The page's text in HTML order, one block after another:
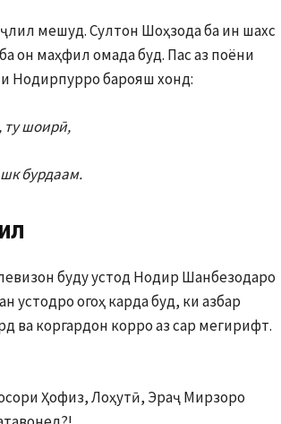
мешуд. Султон Шоҳзода ба ин шахс
он маҳфил омада буд. Пас аз поёни
Нодирпурро барояш хонд:
ту шоирӣ,
бурдаам.
буду устод Нодир Шанбезодаро
устодро огоҳ карда буд, ки азбар
ва коргардон корро аз сар мегирифт.
Ҳофиз, Лоҳутӣ, Эраҷ Мирзоро